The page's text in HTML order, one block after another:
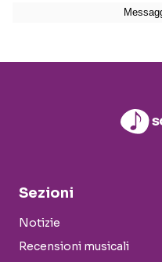
Sezioni
Notizie
Recensioni musicali